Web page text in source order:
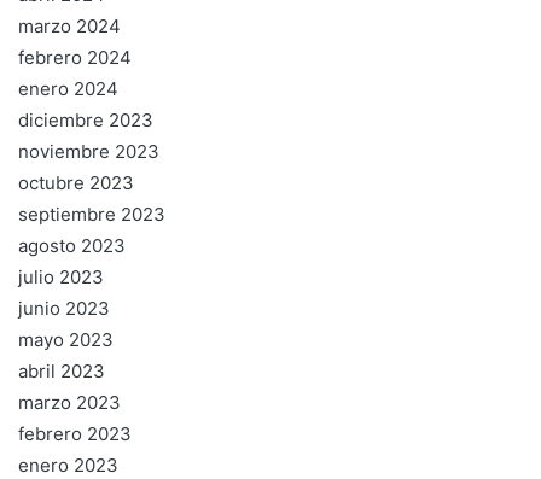
marzo 2024
febrero 2024
enero 2024
diciembre 2023
noviembre 2023
octubre 2023
septiembre 2023
agosto 2023
julio 2023
junio 2023
mayo 2023
abril 2023
marzo 2023
febrero 2023
enero 2023